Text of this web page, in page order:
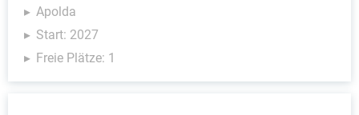
Apolda
Start: 2027
Freie Plätze: 1